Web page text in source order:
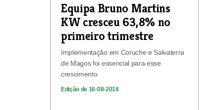
Equipa Bruno Martins
KW cresceu 63,8% no
primeiro trimestre
Implementação em Coruche e Salvaterra
de Magos foi essencial para esse
crescimento
Edição de 16-08-2018